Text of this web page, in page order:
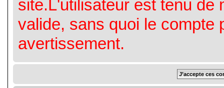
site.L'utilisateur est tenu de
valide, sans quoi le compte
avertissement.